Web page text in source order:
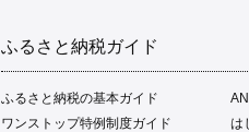
ふるさと納税ガイド
ふるさと納税の基本ガイド
ワンストップ特例制度ガイド
は